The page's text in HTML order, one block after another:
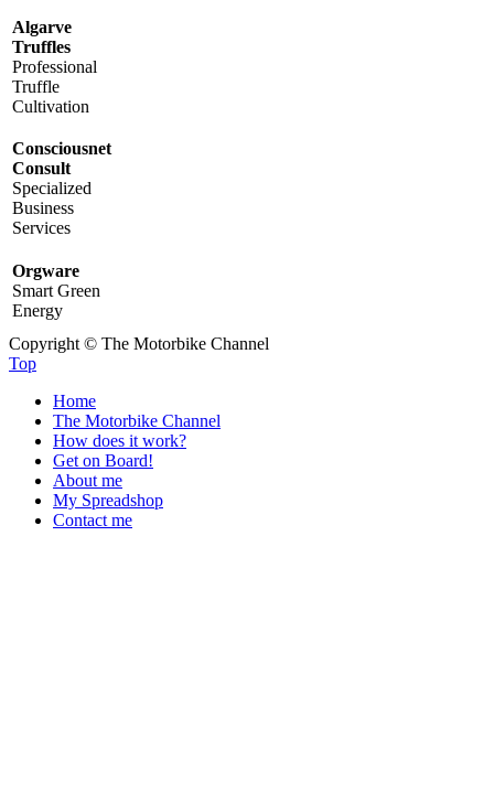
Algarve
Truffles
Professional
Truffle
Cultivation
Consciousnet
Consult
Specialized
Business
Services
Orgware
Smart Green
Energy
Copyright © The Motorbike Channel
Top
Home
The Motorbike Channel
How does it work?
Get on Board!
About me
My Spreadshop
Contact me